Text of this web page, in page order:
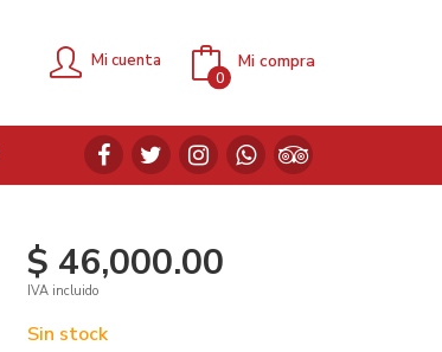
Mi cuenta Mi compra
0
$ 46,000.00
IVA incluido
Sin stock